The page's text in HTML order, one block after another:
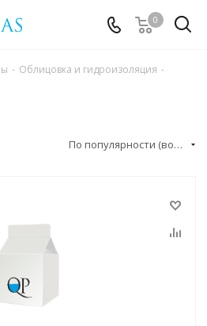
0
- Облицовка и гидроизоляция -
По популярности (возрастание)